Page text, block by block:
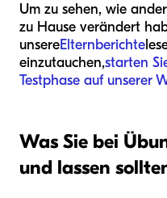
Um zu sehen, wie
zu Hause verändert
unsereElternberichte
einzutauchen,starten
Testphase auf unserer
Was Sie bei
und lassen